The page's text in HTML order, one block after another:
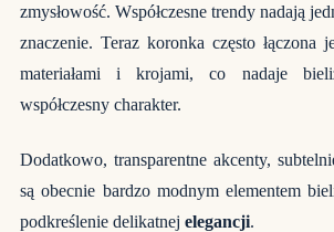
zmysłowość. Współczesne trendy nadają
znaczenie. Teraz koronka często łączona
materiałami i krojami, co nadaje
współczesny charakter.
Dodatkowo, transparentne akcenty,
są obecnie bardzo modnym elementem
podkreślenie delikatnej elegancji.